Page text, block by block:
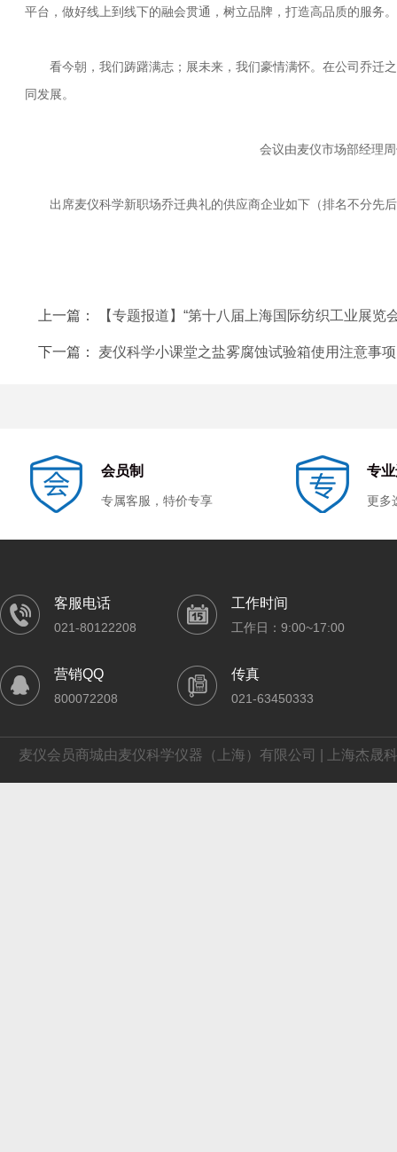
平台，做好线上到线下的融会贯通，树立品牌，打造高品质的服务。
看今朝，我们踌躇满志；展未来，我们豪情满怀。在公司乔迁之
同发展。
会议由麦仪市场部经理周佳
出席麦仪科学新职场乔迁典礼的供应商企业如下（排名不分先
上一篇： 【专题报道】“第十八届上海国际纺织工业展览
下一篇： 麦仪科学小课堂之盐雾腐蚀试验箱使用注意事项
会员制
专属客服，特价专享
专
更多
客服电话
021-80122208
工作时间
工作日：9:00~17:00
营销QQ
800072208
传真
021-63450333
麦仪会员商城由麦仪科学仪器（上海）有限公司 | 上海杰